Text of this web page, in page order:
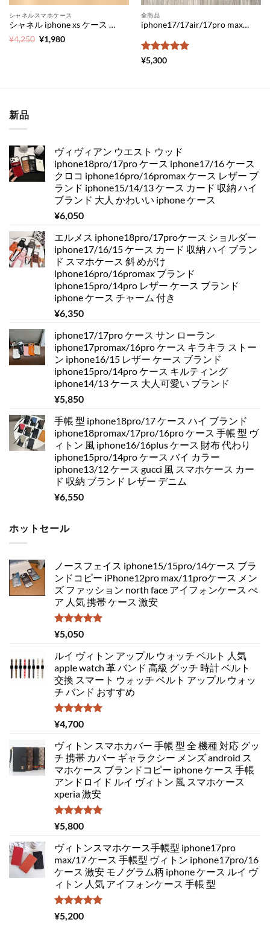
シャネルスマホケース
シャネル iphone xs ケース スクエア iphone xs max ケース ブランド メンズ アイフォン x ケース 人気 chanel iphone 8 ケース ペア シンプル iphone7 ケース 衝撃
¥4,250 元
¥1,980現
全商品
iphone17/17air/17pro max ケース ヴィトン 手帳 型 iphone16pro ケース メンズ ブランド グッチ iphone16pro max ケース 人気 ルイ ヴィトン 携帯 ケース iphonex モノグラム柄 アイフォン15/14 カバー 激安
5段階中
¥5,300
新品
ヴィヴィアン ウエスト ウッド
iphone18pro/17pro ケース iphone17/16 ケース
クロコ iphone16pro/16promax ケース レザー ブ
ランド iphone15/14/13 ケース カード 収納 ハイ
ブランド 大人 かわいい iphone ケース
¥6,050
エルメス iphone18pro/17proケース ショルダー
iphone17/16/15 ケース カード 収納 ハイ ブラン
ド スマホケース 斜 めがけ
iphone16pro/16promax ブランド
iphone15pro/14pro レザー ケース ブランド
iphone ケース チャーム 付き
¥6,350
iphone17/17pro ケース サン ローラン
iphone17promax/16pro ケース キラキラ ストー
ン iphone16/15 レザー ケース ブランド
iphone15pro/14pro ケース キルティング
iphone14/13 ケース 大人可愛い ブランド
¥5,850
手帳 型 iphone18pro/17 ケース ハイ ブランド
iphone18promax/17pro/16pro ケース 手帳 型 ヴ
ィトン 風 iphone16/16plus ケース 財布 代わり
iphone15pro/14pro ケース バイ カラー
iphone13/12 ケース gucci 風 スマホケース カー
ド 収納 ブランド レザー デニム
¥6,550
ホットセール
ノースフェイス iphone15/15pro/14ケース ブラ
ンドコピー iPhone12pro max/11proケース メン
ズ ファッション north face アイフォンケース ぺ
ア 人気 携帯 ケース 激安
5段階中
5.00
¥5,050
ルイ ヴィトン アップル ウォッチ ベルト 人気
apple watch 革 バンド 高級 グッチ 時計 ベルト
交換 スマート ウォッチ ベルト アップル ウォッ
チ バンド おすすめ
5段階中
5.00
¥4,700
ヴィトン スマホカバー 手帳 型 全 機種 対応 グッ
チ 携帯 カバー ギャラクシー メンズ android ス
マホケース ブランドコピー iphone ケース 手帳
アンドロイド ルイ ヴィトン 風 スマホケース
xperia 激安
5段階中
5.00
¥5,800
ヴィトンスマホケース手帳型 iphone17pro
max/17 ケース 手帳型 ヴィトン iphone17pro/16
ケース 激安 モノグラム柄 iphone ケース ルイ ヴ
ィトン 人気 アイフォンケース 手帳 型
5段階中
5.00
¥5,200